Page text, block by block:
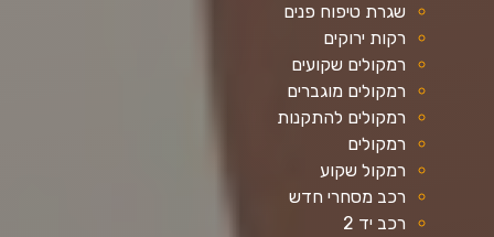
שגרת טיפוח פנים
רקות ירוקים
רמקולים שקועים
רמקולים מוגברים
רמקולים להתקנות
רמקולים
רמקול שקוע
רכב מסחרי חדש
רכב יד 2